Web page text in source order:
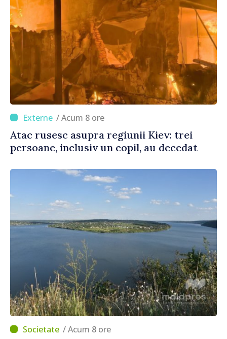
/ Acum 8 ore
Atac rusesc asupra regiunii Kiev: trei
persoane, inclusiv un copil, au decedat
/ Acum 8 ore